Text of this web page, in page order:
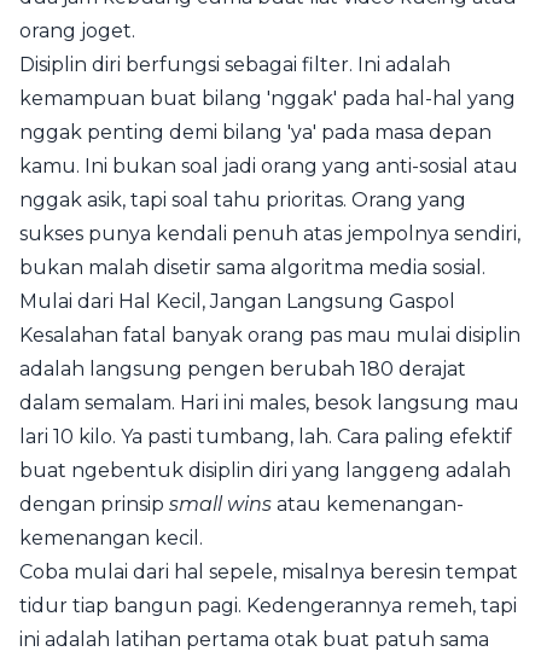
orang joget.
Disiplin diri berfungsi sebagai filter. Ini adalah
kemampuan buat bilang 'nggak' pada hal-hal yang
nggak penting demi bilang 'ya' pada masa depan
kamu. Ini bukan soal jadi orang yang anti-sosial atau
nggak asik, tapi soal tahu prioritas. Orang yang
sukses punya kendali penuh atas jempolnya sendiri,
bukan malah disetir sama algoritma media sosial.
Mulai dari Hal Kecil, Jangan Langsung Gaspol
Kesalahan fatal banyak orang pas mau mulai disiplin
adalah langsung pengen berubah 180 derajat
dalam semalam. Hari ini males, besok langsung mau
lari 10 kilo. Ya pasti tumbang, lah. Cara paling efektif
buat ngebentuk disiplin diri yang langgeng adalah
dengan prinsip small wins atau kemenangan-
kemenangan kecil.
Coba mulai dari hal sepele, misalnya beresin tempat
tidur tiap bangun pagi. Kedengerannya remeh, tapi
ini adalah latihan pertama otak buat patuh sama